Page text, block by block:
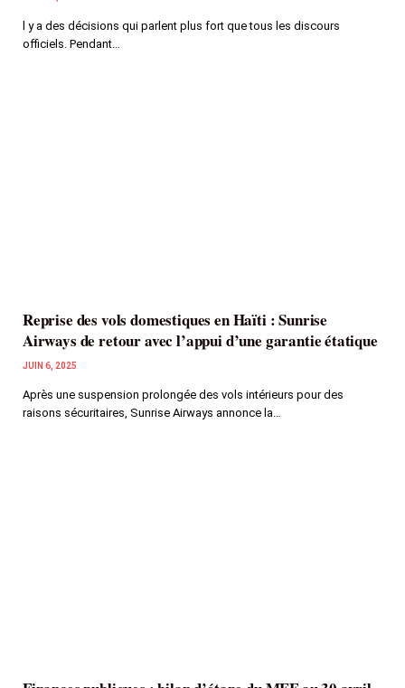
l y a des décisions qui parlent plus fort que tous les discours
officiels. Pendant…
Reprise des vols domestiques en Haïti : Sunrise
Airways de retour avec l’appui d’une garantie étatique
JUIN 6, 2025
Après une suspension prolongée des vols intérieurs pour des
raisons sécuritaires, Sunrise Airways annonce la…